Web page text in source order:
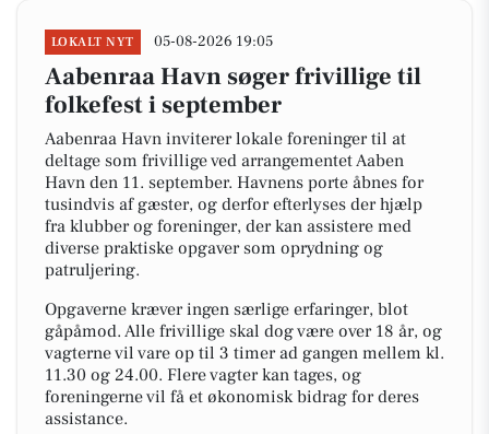
LOKALT NYT 05-08-2026 19:05
Aabenraa Havn søger frivillige til
folkefest i september
Aabenraa Havn inviterer lokale foreninger til at
deltage som frivillige ved arrangementet Aaben
Havn den 11. september. Havnens porte åbnes for
tusindvis af gæster, og derfor efterlyses der hjælp
fra klubber og foreninger, der kan assistere med
diverse praktiske opgaver som oprydning og
patruljering.
Opgaverne kræver ingen særlige erfaringer, blot
gåpåmod. Alle frivillige skal dog være over 18 år, og
vagterne vil vare op til 3 timer ad gangen mellem kl.
11.30 og 24.00. Flere vagter kan tages, og
foreningerne vil få et økonomisk bidrag for deres
assistance.